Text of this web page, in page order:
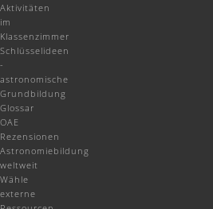
Aktivitäten
im
Klassenzimmer
Schlüsselideen
-
astronomische
Grundbildung
Glossar
OAE
Rezensionen
Astronomiebildung
weltweit
Wähle
externe